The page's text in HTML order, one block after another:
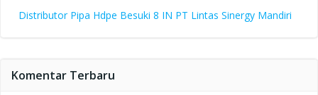
Distributor Pipa Hdpe Besuki 8 IN PT Lintas Sinergy Mandiri
Komentar Terbaru